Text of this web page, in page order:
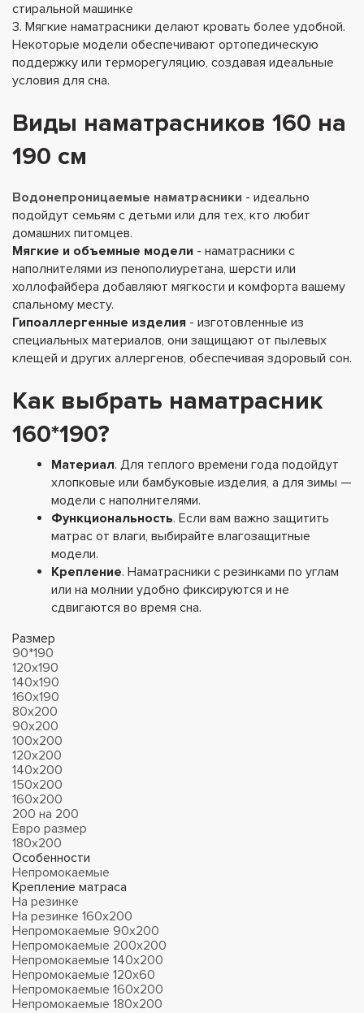
стиральной машинке
3. Мягкие наматрасники делают кровать более удобной.
Некоторые модели обеспечивают ортопедическую
поддержку или терморегуляцию, создавая идеальные
условия для сна.
Виды наматрасников 160 на
190 см
Водонепроницаемые наматрасники - идеально
подойдут семьям с детьми или для тех, кто любит
домашних питомцев.
Мягкие и объемные модели - наматрасники с
наполнителями из пенополиуретана, шерсти или
холлофайбера добавляют мягкости и комфорта вашему
спальному месту.
Гипоаллергенные изделия - изготовленные из
специальных материалов, они защищают от пылевых
клещей и других аллергенов, обеспечивая здоровый сон.
Как выбрать наматрасник
160*190?
Материал. Для теплого времени года подойдут
хлопковые или бамбуковые изделия, а для зимы —
модели с наполнителями.
Функциональность. Если вам важно защитить
матрас от влаги, выбирайте влагозащитные
модели.
Крепление. Наматрасники с резинками по углам
или на молнии удобно фиксируются и не
сдвигаются во время сна.
Размер
90*190
120х190
140х190
160х190
80x200
90x200
100x200
120x200
140x200
150x200
160x200
200 на 200
Евро размер
180х200
Особенности
Непромокаемые
Крепление матраса
На резинке
На резинке 160x200
Непромокаемые 90х200
Непромокаемые 200х200
Непромокаемые 140х200
Непромокаемые 120х60
Непромокаемые 160х200
Непромокаемые 180х200